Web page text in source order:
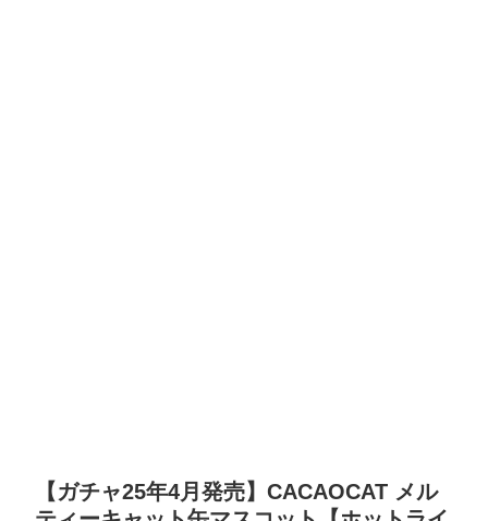
【ガチャ25年4月発売】CACAOCAT メル